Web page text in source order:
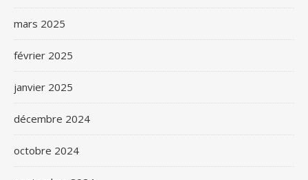
mars 2025
février 2025
janvier 2025
décembre 2024
octobre 2024